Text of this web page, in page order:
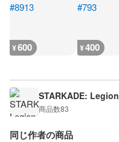
¥600 ¥400
STARKADE: Legion
商品数83
同じ作者の商品